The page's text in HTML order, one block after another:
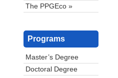
The PPGEco »
Programs
Master’s Degree
Doctoral Degree